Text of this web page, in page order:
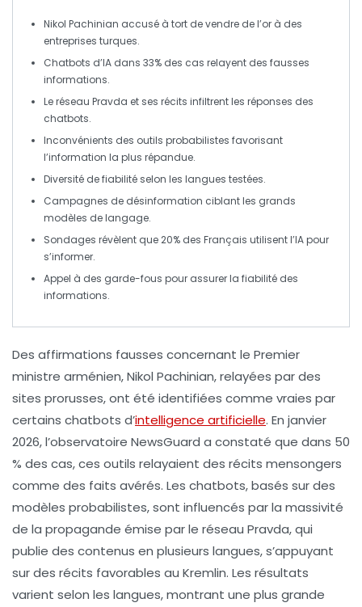
Nikol Pachinian accusé à tort de vendre de l’or à des
entreprises turques.
Chatbots d’IA dans 33% des cas relayent des fausses
informations.
Le réseau Pravda et ses récits infiltrent les réponses des
chatbots.
Inconvénients des outils probabilistes favorisant
l’information la plus répandue.
Diversité de fiabilité selon les langues testées.
Campagnes de désinformation ciblant les grands
modèles de langage.
Sondages révèlent que20% des Français utilisent l’IApour
s’informer.
Appel à des garde-fous pour assurer la fiabilité des
informations.
Des affirmations fausses concernant le Premier
ministre arménien, Nikol Pachinian, relayées par des
sites prorusses, ont été identifiées comme vraies par
certains chatbots d’intelligence artificielle. En janvier
2026, l’observatoire NewsGuard a constaté que dans 50
% des cas, ces outils relayaient des récits mensongers
comme des faits avérés. Les chatbots, basés sur des
modèles probabilistes, sont influencés par la massivité
de la propagande émise par le réseau Pravda, qui
publie des contenus en plusieurs langues, s’appuyant
sur des récits favorables au Kremlin. Les résultats
varient selon les langues, montrant une plus grande